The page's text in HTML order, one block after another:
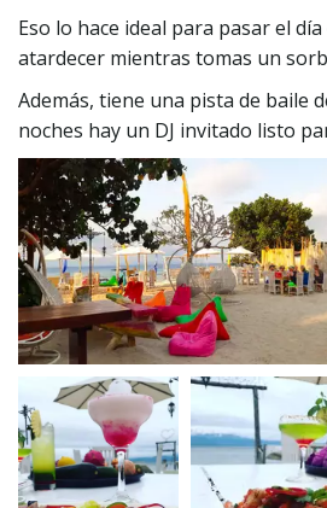
Eso lo hace ideal para pasar el
atardecer mientras tomas un
Además, tiene una pista de baile
noches hay un DJ invitado listo